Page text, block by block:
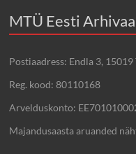
MTÜ Eesti
Postiaadress: Endla 3, 15019
Reg. kood: 80110168
Arvelduskonto:
Majandusaasta aruanded